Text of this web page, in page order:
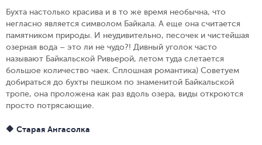
Бухта настолько красива и в то же время необычна, что
негласно является символом Байкала. А еще она считается
памятником природы. И неудивительно, песочек и чистейшая
озерная вода – это ли не чудо?! Дивный уголок часто
называют Байкальской Ривьерой, летом туда слетается
большое количество чаек. Сплошная романтика) Советуем
добираться до бухты пешком по знаменитой Байкальской
тропе, она проложена как раз вдоль озера, виды откроются
просто потрясающие.
🔶 Старая Ангасолка